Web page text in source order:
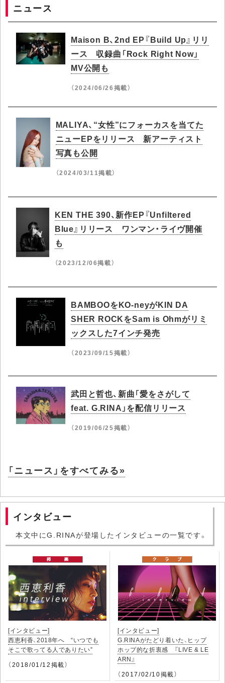
ニュース
Maison B、2nd EP『Build Up』リリ
ース 収録曲「Rock Right Now」
MV公開も
（2024/06/26掲載）
MALIYA、“女性”にフォーカスを当てた
ニューEPをリリース 新アーティスト
写真も公開
（2024/03/11掲載）
KEN THE 390、新作EP『Unfiltered
Blue』リリース ワンマン・ライヴ開催
も
（2023/12/06掲載）
BAMBOOをKO-neyがKIN DA
SHER ROCKをSam is Ohmがリミ
ックスした7インチ発売
（2023/09/15掲載）
武田と哲也、新曲「愛をさがして
feat. G.RINA」を配信リリース
（2019/06/25掲載）
「ニュース」をすべてみる»
インタビュー
本文中にG.RINAが登場したインタビューの一覧です。
[インタビュー]
西恵利香、2018年へ “いつでも
そこで歌ってる人でありたい”
（2018/01/12掲載）
[インタビュー]
G.RINAがたどり着いた、ヒップ
ホップ的な折衷感 『LIVE & LE
ARN』
（2017/02/10掲載）